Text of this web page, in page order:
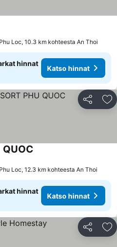
Phu Loc, 10.3 km kohteesta An Thoi
hinnat
Katso hinnat
Jaa
QUOC
Phu Loc, 12.3 km kohteesta An Thoi
hinnat
Katso hinnat
Jaa